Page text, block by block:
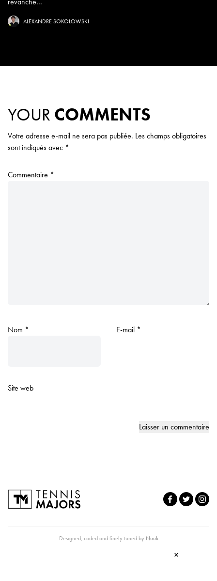
ALEXANDRE SOKOLOWSKI
YOUR COMMENTS
Votre adresse e-mail ne sera pas publiée. Les champs obligatoires
sont indiqués avec *
Commentaire *
Nom * E-mail *
Site web
Designed, coded and finely tuned by Nuuk
×